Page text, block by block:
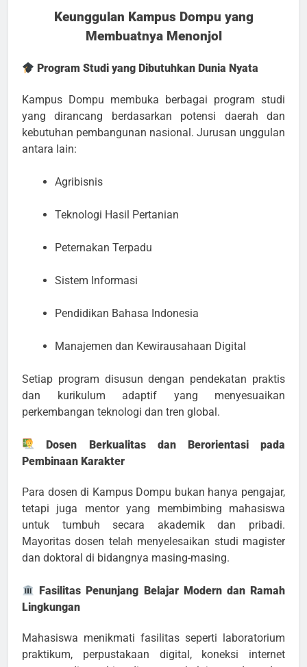
Keunggulan Kampus Dompu yang
Membuatnya Menonjol
Program Studi yang Dibutuhkan Dunia Nyata
Kampus Dompu membuka berbagai program studi
yang dirancang berdasarkan potensi daerah dan
kebutuhan pembangunan nasional. Jurusan unggulan
antara lain:
Agribisnis
Teknologi Hasil Pertanian
Peternakan Terpadu
Sistem Informasi
Pendidikan Bahasa Indonesia
Manajemen dan Kewirausahaan Digital
Setiap program disusun dengan pendekatan praktis
dan kurikulum adaptif yang menyesuaikan
perkembangan teknologi dan tren global.
Dosen Berkualitas dan Berorientasi pada
Pembinaan Karakter
Para dosen di Kampus Dompu bukan hanya pengajar,
tetapi juga mentor yang membimbing mahasiswa
untuk tumbuh secara akademik dan pribadi.
Mayoritas dosen telah menyelesaikan studi magister
dan doktoral di bidangnya masing-masing.
Fasilitas Penunjang Belajar Modern dan Ramah
Lingkungan
Mahasiswa menikmati fasilitas seperti laboratorium
praktikum, perpustakaan digital, koneksi internet